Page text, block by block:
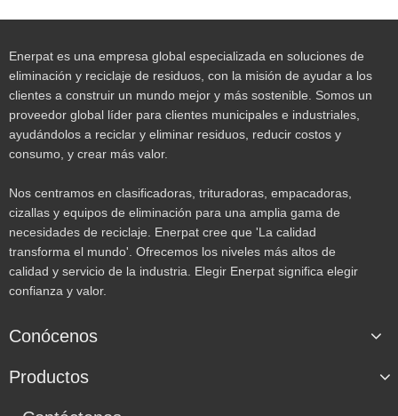
Enerpat es una empresa global especializada en soluciones de
eliminación y reciclaje de residuos, con la misión de ayudar a los
clientes a construir un mundo mejor y más sostenible. Somos un
proveedor global líder para clientes municipales e industriales,
ayudándolos a reciclar y eliminar residuos, reducir costos y
consumo, y crear más valor.
Nos centramos en clasificadoras, trituradoras, empacadoras,
cizallas y equipos de eliminación para una amplia gama de
necesidades de reciclaje. Enerpat cree que 'La calidad
transforma el mundo'. Ofrecemos los niveles más altos de
calidad y servicio de la industria. Elegir Enerpat significa elegir
confianza y valor.
Conócenos
Productos